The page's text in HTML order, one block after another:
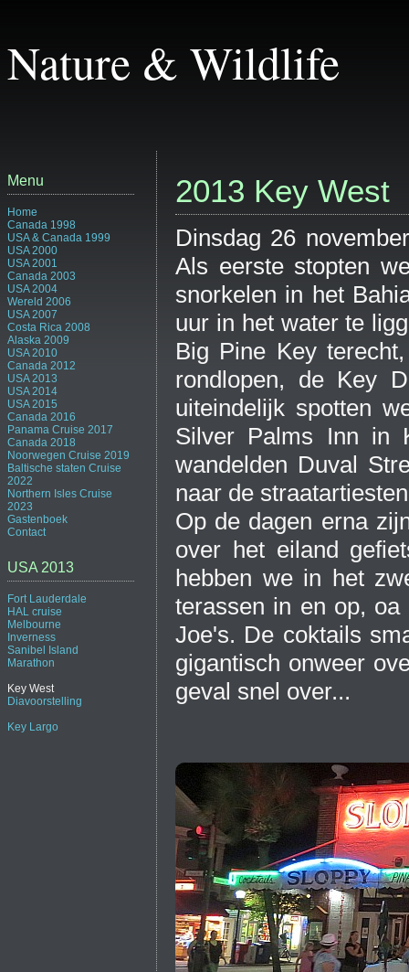
Nature & Wildlife
2013 Key West
Dinsdag 26
Als eerste stopten
snorkelen in het
uur in het water te
Big Pine Key
rondlopen, de Key
uiteindelijk spotten
Silver Palms Inn in
wandelden Duval
naar de
Op de dagen erna
over het eiland
hebben we in het
terassen in en op,
Joe's. De coktails
gigantisch onweer
geval snel over...
Menu
Home
Canada 1998
USA & Canada 1999
USA 2000
USA 2001
Canada 2003
USA 2004
Wereld 2006
USA 2007
Costa Rica 2008
Alaska 2009
USA 2010
Canada 2012
USA 2013
USA 2014
USA 2015
Canada 2016
Panama Cruise 2017
Canada 2018
Noorwegen Cruise 2019
Baltische staten Cruise
2022
Northern Isles Cruise
2023
Gastenboek
Contact
USA 2013
Fort Lauderdale
HAL cruise
Melbourne
Inverness
Sanibel Island
Marathon
Key West
Diavoorstelling
Key Largo